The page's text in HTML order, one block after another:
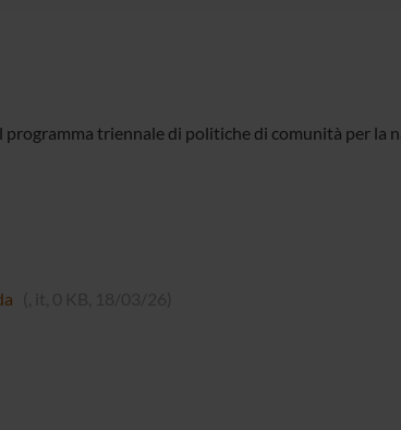
triennale di politiche di comunità per la